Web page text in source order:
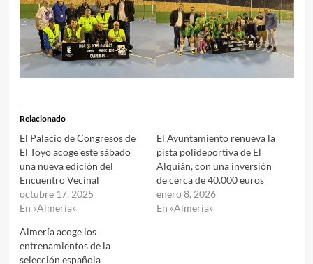
Relacionado
El Palacio de Congresos de
El Toyo acoge este sábado
una nueva edición del
Encuentro Vecinal
octubre 17, 2025
En «Almería»
El Ayuntamiento renueva la
pista polideportiva de El
Alquián, con una inversión
de cerca de 40.000 euros
enero 8, 2026
En «Almería»
Almería acoge los
entrenamientos de la
selección española